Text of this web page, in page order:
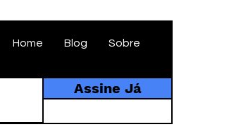
Home Blog Sobre
Assine Já